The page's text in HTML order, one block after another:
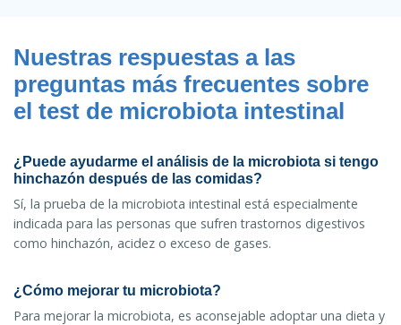
Nuestras respuestas a las
preguntas más frecuentes sobre
el test de microbiota intestinal
¿Puede ayudarme el análisis de la microbiota si tengo
hinchazón después de las comidas?
Sí, la prueba de la microbiota intestinal está especialmente
indicada para las personas que sufren trastornos digestivos
como hinchazón, acidez o exceso de gases.
¿Cómo mejorar tu microbiota?
Para mejorar la microbiota, es aconsejable adoptar una dieta y